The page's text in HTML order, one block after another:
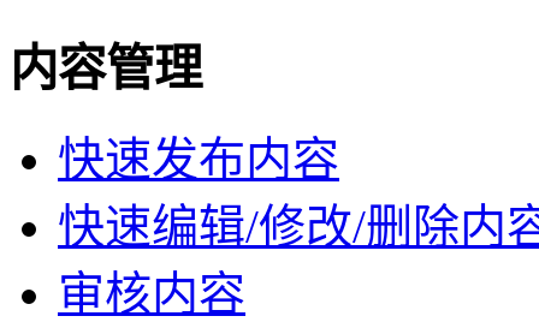
内容管理
快速发布内容
快速编辑/修改/删除内
审核内容